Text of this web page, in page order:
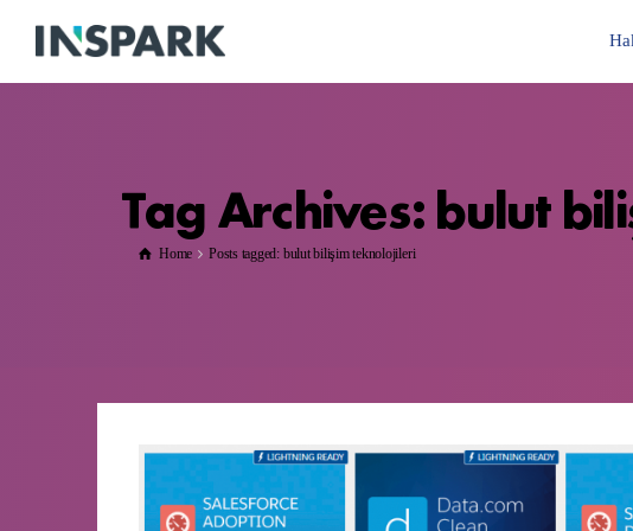
Tag Archives: bulut
Home Posts tagged: bulut bilişim teknolojileri